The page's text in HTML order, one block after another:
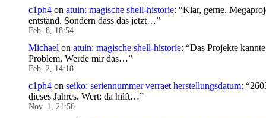
c1ph4 on atuin: magische shell-historie: “Klar, gerne.
entstand. Sondern dass das jetzt…”
Feb. 8, 18:54
Michael on atuin: magische shell-historie: “Das Projekte
Problem. Werde mir das…”
Feb. 2, 14:18
c1ph4 on seiko: seriennummer verraet herstellungsdatum: “
dieses Jahres. Wert: da hilft…”
Nov. 1, 21:50